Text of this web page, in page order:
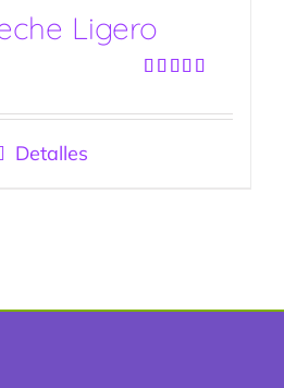
Ligero
con5.00de
Detalles